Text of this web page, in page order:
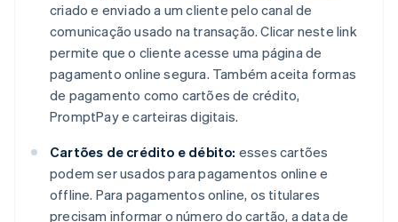
criado e enviado a um cliente pelo canal de
comunicação usado na transação. Clicar neste link
permite que o cliente acesse uma página de
pagamento online segura. Também aceita formas
de pagamento como cartões de crédito,
PromptPay e carteiras digitais.
Cartões de crédito e débito: esses cartões
podem ser usados para pagamentos online e
offline. Para pagamentos online, os titulares
precisam informar o número do cartão, a data de